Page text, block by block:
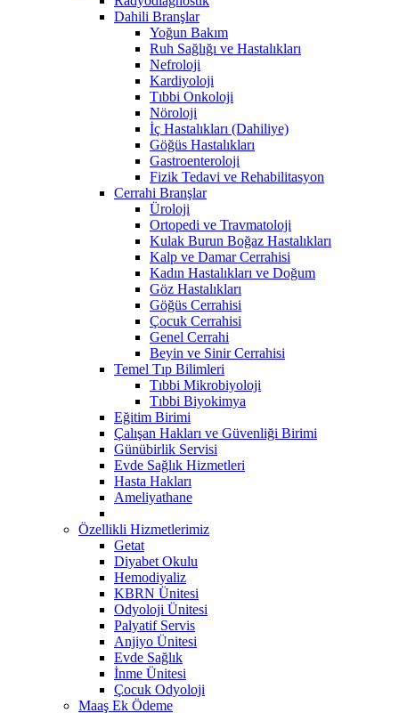
Dahili Branşlar
Yoğun Bakım
Ruh Sağlığı ve Hastalıkları
Nefroloji
Kardiyoloji
Tıbbi Onkoloji
Nöroloji
İç Hastalıkları (Dahiliye)
Göğüs Hastalıkları
Gastroenteroloji
Fizik Tedavi ve Rehabilitasyon
Cerrahi Branşlar
Üroloji
Ortopedi ve Travmatoloji
Kulak Burun Boğaz Hastalıkları
Kalp ve Damar Cerrahisi
Kadın Hastalıkları ve Doğum
Göz Hastalıkları
Göğüs Cerrahisi
Çocuk Cerrahisi
Genel Cerrahi
Beyin ve Sinir Cerrahisi
Temel Tıp Bilimleri
Tıbbi Mikrobiyoloji
Tıbbi Biyokimya
Eğitim Birimi
Çalışan Hakları ve Güvenliği Birimi
Günübirlik Servisi
Evde Sağlık Hizmetleri
Hasta Hakları
Ameliyathane
Özellikli Hizmetlerimiz
Getat
Diyabet Okulu
Hemodiyaliz
KBRN Ünitesi
Odyoloji Ünitesi
Palyatif Servis
Anjiyo Ünitesi
Evde Sağlık
İnme Ünitesi
Çocuk Odyoloji
Maaş Ek Ödeme